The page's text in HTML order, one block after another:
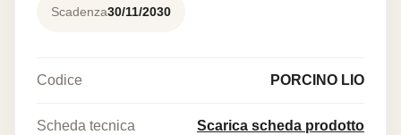
Scadenza30/11/2030
Codice PORCINO LIO
Scheda tecnica Scarica scheda prodotto